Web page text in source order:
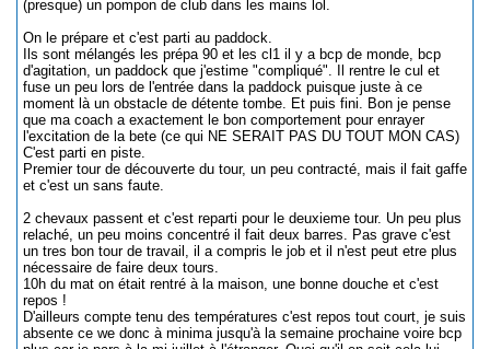
(presque) un pompon de club dans les mains lol.
On le prépare et c'est parti au paddock.
Ils sont mélangés les prépa 90 et les cl1 il y a bcp de monde, bcp
d'agitation, un paddock que j'estime "compliqué". Il rentre le cul et
fuse un peu lors de l'entrée dans la paddock puisque juste à ce
moment là un obstacle de détente tombe. Et puis fini. Bon je pense
que ma coach a exactement le bon comportement pour enrayer
l'excitation de la bete (ce qui NE SERAIT PAS DU TOUT MON CAS)
C'est parti en piste.
Premier tour de découverte du tour, un peu contracté, mais il fait gaffe
et c'est un sans faute.
2 chevaux passent et c'est reparti pour le deuxieme tour. Un peu plus
relaché, un peu moins concentré il fait deux barres. Pas grave c'est
un tres bon tour de travail, il a compris le job et il n'est peut etre plus
nécessaire de faire deux tours.
10h du mat on était rentré à la maison, une bonne douche et c'est
repos !
D'ailleurs compte tenu des températures c'est repos tout court, je suis
absente ce we donc à minima jusqu'à la semaine prochaine voire bcp